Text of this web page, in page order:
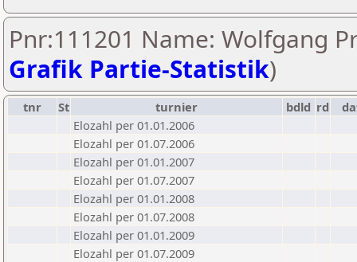
Pnr:111201 Name: Wolfgang
Grafik Partie-Statistik)
tnr St turnier bdld rd
Elozahl per 01.01.2006
Elozahl per 01.07.2006
Elozahl per 01.01.2007
Elozahl per 01.07.2007
Elozahl per 01.01.2008
Elozahl per 01.07.2008
Elozahl per 01.01.2009
Elozahl per 01.07.2009